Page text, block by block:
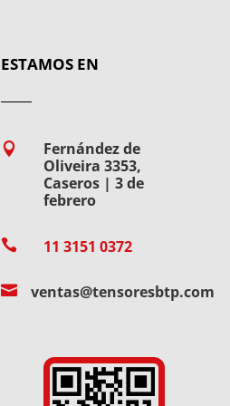
ESTAMOS EN

Fernández de
Oliveira 3353,
Caseros | 3 de
febrero
 11 3151 0372
 ventas@tensoresbtp.com